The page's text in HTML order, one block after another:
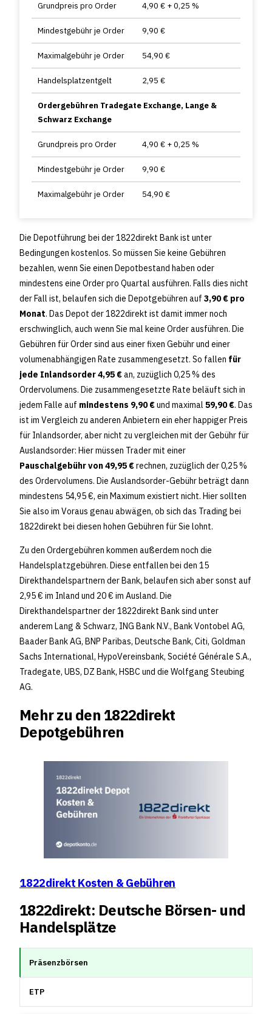
Grundpreis pro Order 4,90 € + 0,25 %
Mindestgebühr je Order 9,90 €
Maximalgebühr je Order 54,90 €
Handelsplatzentgelt 2,95 €
Ordergebühren Tradegate Exchange, Lange &
Schwarz Exchange
Grundpreis pro Order 4,90 € + 0,25 %
Mindestgebühr je Order 9,90 €
Maximalgebühr je Order 54,90 €
Die Depotführung bei der 1822direkt Bank ist unter
Bedingungen kostenlos. So müssen Sie keine Gebühren
bezahlen, wenn Sie einen Depotbestand haben oder
mindestens eine Order pro Quartal ausführen. Falls dies nicht
der Fall ist, belaufen sich die Depotgebühren auf 3,90 € pro
Monat. Das Depot der 1822direkt ist damit immer noch
erschwinglich, auch wenn Sie mal keine Order ausführen. Die
Gebühren für Order sind aus einer fixen Gebühr und einer
volumenabhängigen Rate zusammengesetzt. So fallen für
jede Inlandsorder 4,95 €an, zuzüglich 0,25 % des
Ordervolumens. Die zusammengesetzte Rate beläuft sich in
jedem Falle auf mindestens 9,90 €und maximal 59,90 €. Das
ist im Vergleich zu anderen Anbietern ein eher happiger Preis
für Inlandsorder, aber nicht zu vergleichen mit der Gebühr für
Auslandsorder: Hier müssen Trader mit einer
Pauschalgebühr von 49,95 €rechnen, zuzüglich der 0,25 %
des Ordervolumens. Die Auslandsorder-Gebühr beträgt dann
mindestens 54,95 €, ein Maximum existiert nicht. Hier sollten
Sie also im Voraus genau abwägen, ob sich das Trading bei
1822direkt bei diesen hohen Gebühren für Sie lohnt.
Zu den Ordergebühren kommen außerdem noch die
Handelsplatzgebühren. Diese entfallen bei den 15
Direkthandelspartnern der Bank, belaufen sich aber sonst auf
2,95 € im Inland und 20 € im Ausland. Die
Direkthandelspartner der 1822direkt Bank sind unter
anderem Lang & Schwarz, ING Bank N.V., Bank Vontobel AG,
Baader Bank AG, BNP Paribas, Deutsche Bank, Citi, Goldman
Sachs International, HypoVereinsbank, Société Générale S.A.,
Tradegate, UBS, DZ Bank, HSBC und die Wolfgang Steubing
AG.
Mehr zu den 1822direkt
Depotgebühren
1822direkt Kosten & Gebühren
1822direkt: Deutsche Börsen- und
Handelsplätze
Präsenzbörsen
ETP